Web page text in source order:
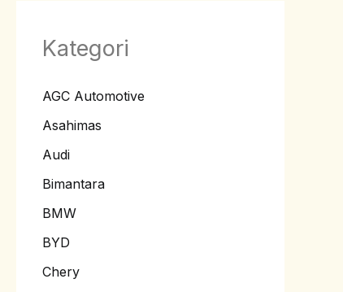
Kategori
AGC Automotive
Asahimas
Audi
Bimantara
BMW
BYD
Chery